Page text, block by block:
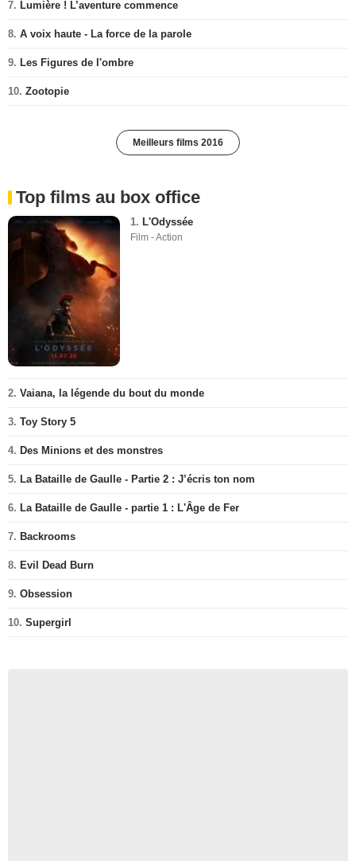
7. Lumière ! L’aventure commence
8. A voix haute - La force de la parole
9. Les Figures de l'ombre
10. Zootopie
Meilleurs films 2016
Top films au box office
1. L'Odyssée
Film - Action
2. Vaiana, la légende du bout du monde
3. Toy Story 5
4. Des Minions et des monstres
5. La Bataille de Gaulle - Partie 2 : J’écris ton nom
6. La Bataille de Gaulle - partie 1 : L'Âge de Fer
7. Backrooms
8. Evil Dead Burn
9. Obsession
10. Supergirl